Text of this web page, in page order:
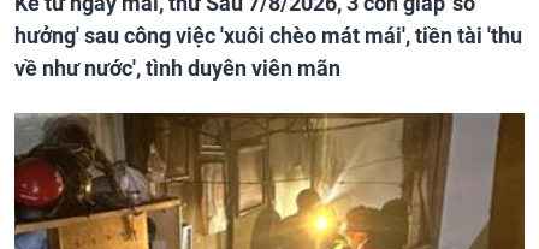
hưởng' sau công việc 'xuôi chèo mát mái', tiền tài 'thu
về như nước', tình duyên viên mãn